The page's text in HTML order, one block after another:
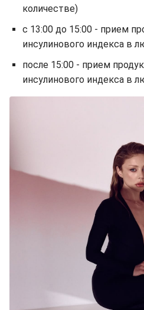
количестве)
с 13:00 до 15:00 - прием
инсулинового индекса в
после 15:00 - прием
инсулинового индекса в